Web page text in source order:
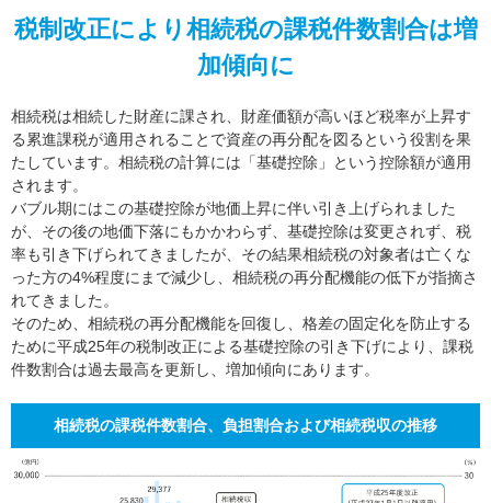
税制改正により相続税の課税件数割合は増
加傾向に
相続税は相続した財産に課され、財産価額が高いほど税率が上昇す
る累進課税が適用されることで資産の再分配を図るという役割を果
たしています。相続税の計算には「基礎控除」という控除額が適用
されます。
バブル期にはこの基礎控除が地価上昇に伴い引き上げられました
が、その後の地価下落にもかかわらず、基礎控除は変更されず、税
率も引き下げられてきましたが、その結果相続税の対象者は亡くな
った方の4%程度にまで減少し、相続税の再分配機能の低下が指摘さ
れてきました。
そのため、相続税の再分配機能を回復し、格差の固定化を防止する
ために平成25年の税制改正による基礎控除の引き下げにより、課税
件数割合は過去最高を更新し、増加傾向にあります。
相続税の課税件数割合、負担割合および相続税収の推移